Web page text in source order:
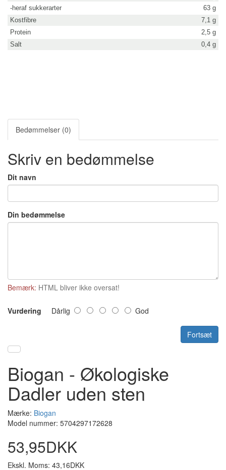
-heraf sukkerarter
63 g
Kostfibre
7,1 g
Protein
2,5 g
Salt
0,4 g
Bedømmelser (0)
Skriv en bedømmelse
Dit navn
Din bedømmelse
Bemærk: HTML bliver ikke oversat!
Vurdering Dårlig God
Fortsæt
Biogan - Økologiske
Dadler uden sten
Mærke: Biogan
Model nummer: 5704297172628
53,95DKK
Ekskl. Moms: 43,16DKK